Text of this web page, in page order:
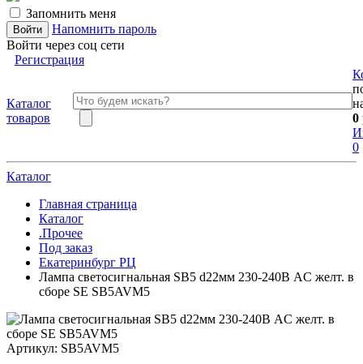
Запомнить меня
Напомнить пароль
Войти через соц сети
Регистрация
Каталог
товаров
0
0
Каталог
Главная страница
Каталог
.Прочее
Под заказ
Екатеринбург РЦ
Лампа светосигнальная SB5 d22мм 230-240В AC желт. в
сборе SE SB5AVM5
Артикул: SB5AVM5